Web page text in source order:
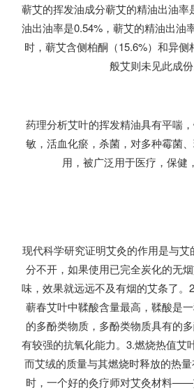
蕲艾的挥发油成分蕲艾的精油出油率
油出油率是0.54%，蕲艾的精油出油
时，蕲艾含侧柏酮（15.6%）和异侧
般艾则未见此成份
药理分析艾叶的挥发精油具有平喘
敏，活血化瘀，杀菌，对多种霉菌
用，被广泛用于医疗，保健
现代科学研究证明艾灸的作用是与
分不开，如果使用已完全炭化的无
味，效果就远远不及有烟的艾条了。
蕲春艾叶中鞣酸含量最高，鞣酸是
的多酚类物质，多酚类物质具有的
有较强的抗氧化能力。3.燃烧热值艾
而艾绒的质量与其燃烧时释放的热
时，一个好的灸疗师对艾灸材料